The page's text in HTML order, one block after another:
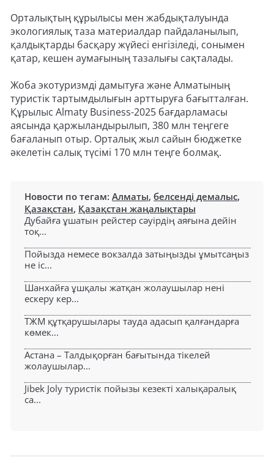
Орталықтың құрылысы мен жабдықталуында
экологиялық таза материалдар пайдаланылып,
қалдықтарды басқару жүйесі енгізіледі, сонымен
қатар, кешен аумағының тазалығы сақталады.
Жоба экотуризмді дамытуға және Алматының
туристік тартымдылығын арттыруға бағытталған.
Құрылыс Almaty Business-2025 бағдарламасы
аясында қаржыландырылып, 380 млн теңгеге
бағаланып отыр. Орталық жыл сайын бюджетке
әкелетін салық түсімі 170 млн теңге болмақ.
Новости по тегам: Алматы, белсенді демалыс,
Қазақстан, Қазақстан жаңалықтары
Дубайға ұшатын рейстер сәуірдің аяғына дейін
тоқ...
Пойызда немесе вокзалда затыңызды ұмытсаңыз
не іс...
Шанхайға ұшқалы жатқан жолаушылар нені
ескеру кер...
ТЖМ құтқарушылары тауда адасып қалғандарға
көмек...
Астана – Талдықорған бағытында тікелей
жолаушылар...
Jibek Joly туристік пойызы кезекті халықаралық
са...